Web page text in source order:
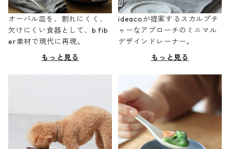
オーバル皿を、割れにくく、
欠けにくい食器として、b fib
er素材で現代に再現。
もっと見る
ideacoが提案するスカルプチ
ャーなアプローチのミニマル
デザインドレーナー。
もっと見る